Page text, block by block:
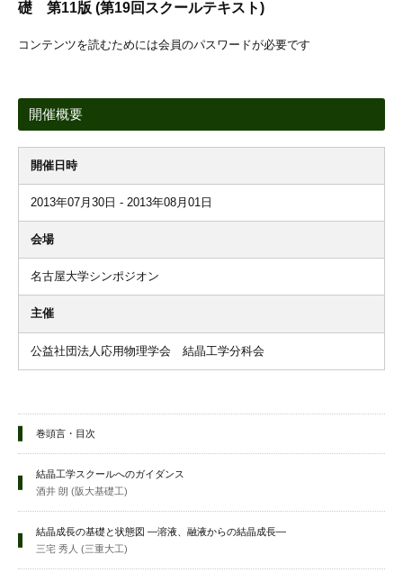
礎 第11版 (第19回スクールテキスト)
コンテンツを読むためには会員のパスワードが必要です
開催概要
開催日時
2013年07月30日 - 2013年08月01日
会場
名古屋大学シンポジオン
主催
公益社団法人応用物理学会 結晶工学分科会
巻頭言・目次
結晶工学スクールへのガイダンス
酒井 朗 (阪大基礎工)
結晶成長の基礎と状態図 —溶液、融液からの結晶成長—
三宅 秀人 (三重大工)